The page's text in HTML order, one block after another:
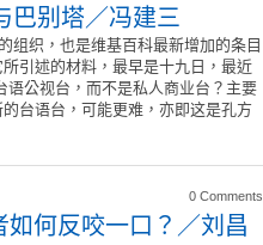
巴别塔／冯建三
组织，也是维基百科最新增加的条目
引述的材料，最早是十九日，最近
公视台，而不是私人商业台？主要
台语台，可能更难，亦即这是孔方
0 Comments
何反咬一口？／刘昌